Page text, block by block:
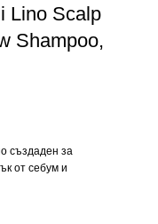
Lino Scalp
Shampoo,
създаден за
от себум и